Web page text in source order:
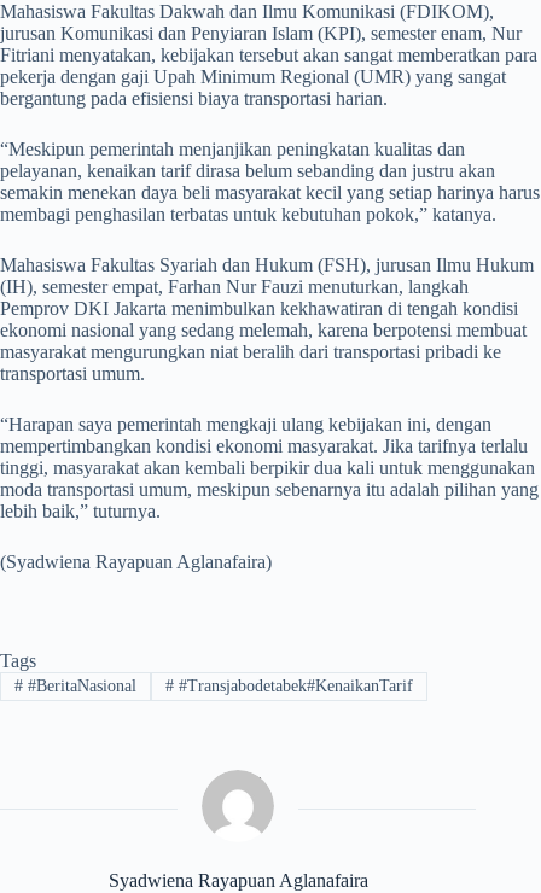
Mahasiswa Fakultas Dakwah dan Ilmu Komunikasi (FDIKOM),
jurusan Komunikasi dan Penyiaran Islam (KPI), semester enam, Nur
Fitriani menyatakan, kebijakan tersebut akan sangat memberatkan para
pekerja dengan gaji Upah Minimum Regional (UMR) yang sangat
bergantung pada efisiensi biaya transportasi harian.
“Meskipun pemerintah menjanjikan peningkatan kualitas dan
pelayanan, kenaikan tarif dirasa belum sebanding dan justru akan
semakin menekan daya beli masyarakat kecil yang setiap harinya harus
membagi penghasilan terbatas untuk kebutuhan pokok,” katanya.
​Mahasiswa Fakultas Syariah dan Hukum (FSH), jurusan Ilmu Hukum
(IH), semester empat, Farhan Nur Fauzi menuturkan, langkah
Pemprov DKI Jakarta menimbulkan kekhawatiran di tengah kondisi
ekonomi nasional yang sedang melemah, karena berpotensi membuat
masyarakat mengurungkan niat beralih dari transportasi pribadi ke
transportasi umum.
“Harapan saya pemerintah mengkaji ulang kebijakan ini, dengan
mempertimbangkan kondisi ekonomi masyarakat. Jika tarifnya terlalu
tinggi, masyarakat akan kembali berpikir dua kali untuk menggunakan
moda transportasi umum, meskipun sebenarnya itu adalah pilihan yang
lebih baik,” tuturnya.
(Syadwiena Rayapuan Aglanafaira)
Tags
##BeritaNasional ##Transjabodetabek#KenaikanTarif
Syadwiena Rayapuan Aglanafaira